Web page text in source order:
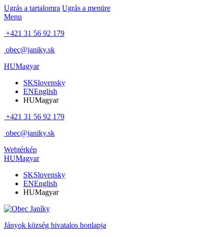
Ugrás a tartalomra Ugrás a menüre
Menu
+421 31 56 92 179
obec@janiky.sk
HUMagyar
SKSlovensky
ENEnglish
HUMagyar
+421 31 56 92 179
obec@janiky.sk
Webtérkép
HUMagyar
SKSlovensky
ENEnglish
HUMagyar
Jányok község hivatalos honlapja